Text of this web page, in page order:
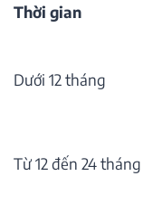
Thời gian
Dưới 12 tháng
Từ 12 đến 24 tháng